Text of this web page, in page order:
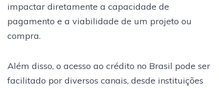
impactar diretamente a capacidade de
pagamento e a viabilidade de um projeto ou
compra.
Além disso, o acesso ao crédito no Brasil pode ser
facilitado por diversos canais, desde instituições